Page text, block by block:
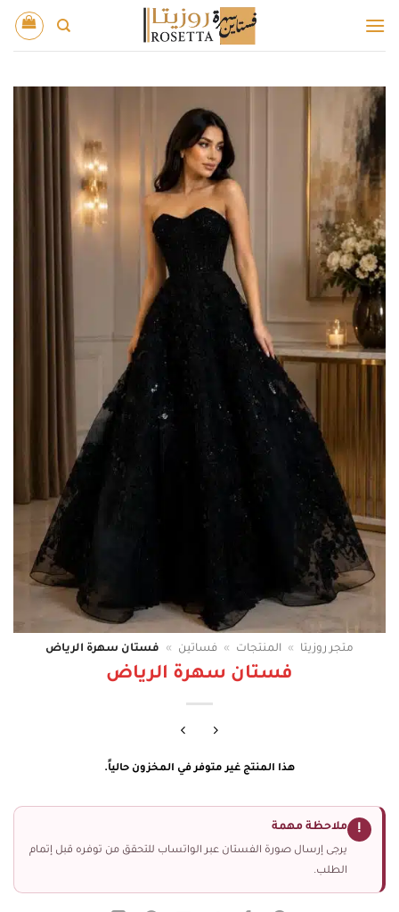
للمحتوى
متجر روزيتا » المنتجات » فساتين » فستان سهرة الرياض
فستان سهرة الرياض
هذا المنتج غير متوفر في المخزون حالياً.
! ملاحظة مهمة
يرجى إرسال صورة الفستان عبر الواتساب للتحقق من توفره قبل إتمام
الطلب.